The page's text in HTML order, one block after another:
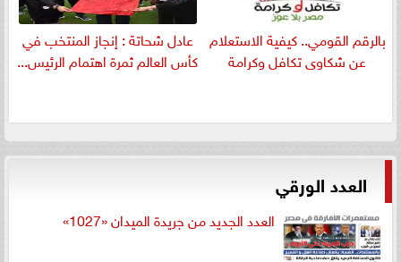
بالرقم القومي.. كيفية الاستعلام
عن شكاوى تكافل وكرامة
عادل شحاتة : إنجاز المنتخب في
كأس العالم ثمرة اهتمام الرئيس...
العدد الورقي
العدد الجديد من جريدة الميدان «1027»